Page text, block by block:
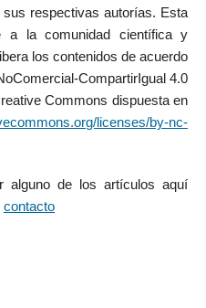
respectivas autorías. Esta
a la comunidad científica y
los contenidos de acuerdo
CompartirIgual 4.0
Commons dispuesta en
licenses/by-nc-
alguno de los artículos aquí
contacto